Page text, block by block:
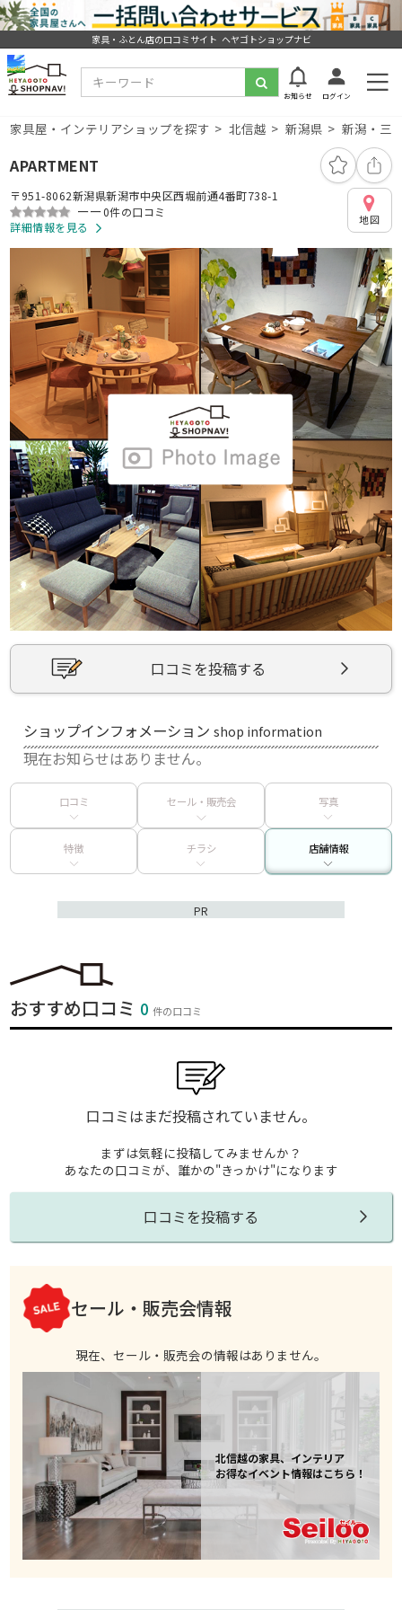
家具・ふとん店の口コミサイト ヘヤゴトショップナビ
お知らせ ログイン
家具屋・インテリアショップを探す 北信越 新潟県 新潟・三
APARTMENT
〒951-8062新潟県新潟市中央区西堀前通4番町738-1
ーー0件の口コミ
詳細情報を見る
地図
口コミを投稿する
ショップインフォメーションshop information
現在お知らせはありません。
口コミ セール・販売会 写真
特徴 チラシ 店舗情報
PR
おすすめ口コミ 0件の口コミ
口コミはまだ投稿されていません。
まずは気軽に投稿してみませんか？
あなたの口コミが、誰かの"きっかけ"になります
口コミを投稿する
セール・販売会情報
現在、セール・販売会の情報はありません。
北信越の家具、インテリア
お得なイベント情報はこちら！